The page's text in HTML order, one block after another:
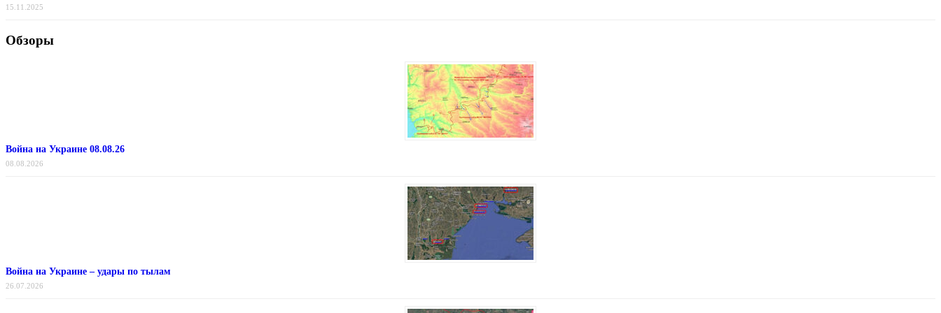
15.11.2025
Обзоры
Война на Украине 08.08.26
08.08.2026
Война на Украине – удары по тылам
26.07.2026